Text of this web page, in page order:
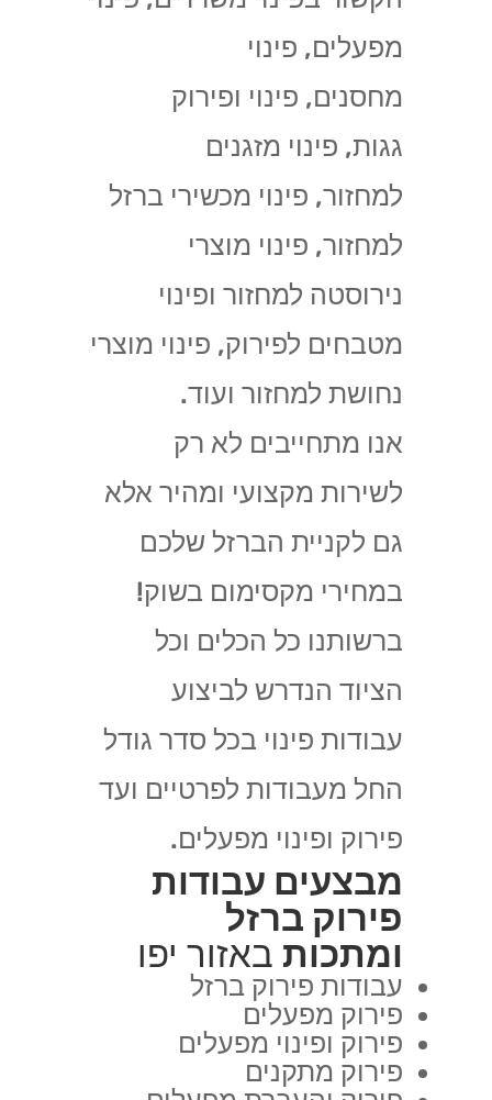
מפעלים, פינוי
מחסנים, פינוי ופירוק
גגות, פינוי מזגנים
למחזור, פינוי מכשירי ברזל
למחזור, פינוי מוצרי
נירוסטה למחזור ופינוי
מטבחים לפירוק, פינוי מוצרי
נחושת למחזור ועוד.
אנו מתחייבים לא רק
לשירות מקצועי ומהיר אלא
גם לקניית הברזל שלכם
במחירי מקסימום בשוק!
ברשותנו כל הכלים וכל
הציוד הנדרש לביצוע
עבודות פינוי בכל סדר גודל
החל מעבודות לפרטיים ועד
פירוק ופינוי מפעלים.
מבצעים עבודות
פירוק ברזל
ומתכות באזור יפו
עבודות פירוק ברזל
פירוק מפעלים
פירוק ופינוי מפעלים
פירוק מתקנים